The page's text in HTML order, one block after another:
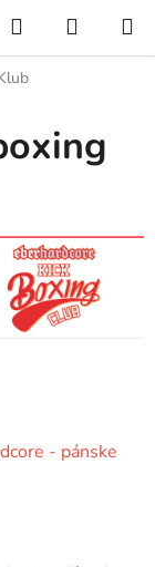
Hľadať
KOŠÍK
- pánske